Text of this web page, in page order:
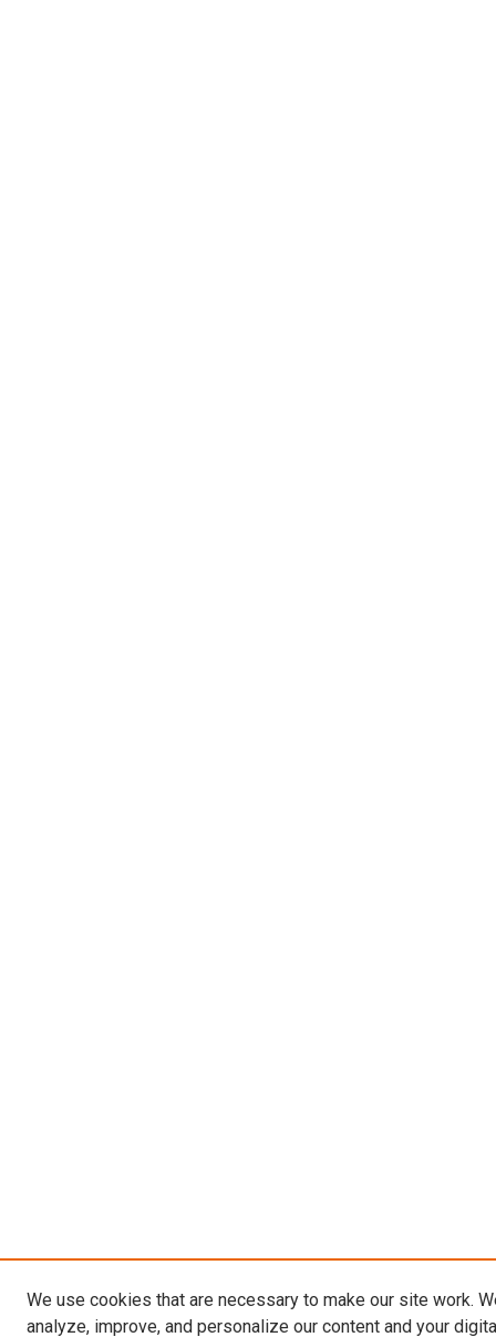
We use cookies that are necessary to make our site work.
analyze, improve, and personalize our content and your